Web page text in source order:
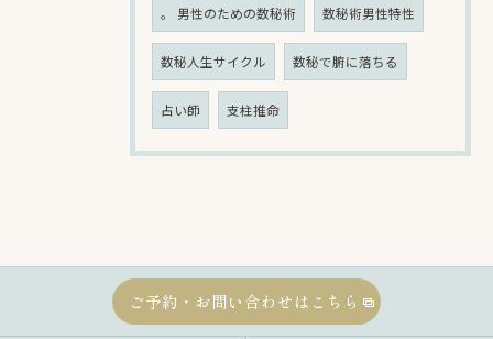
。 男性のための数秘術 数秘術男性特性
数秘人生サイクル 数秘で腑に落ちる
占い師 支柱推命
ご予約・お問い合わせはこちら